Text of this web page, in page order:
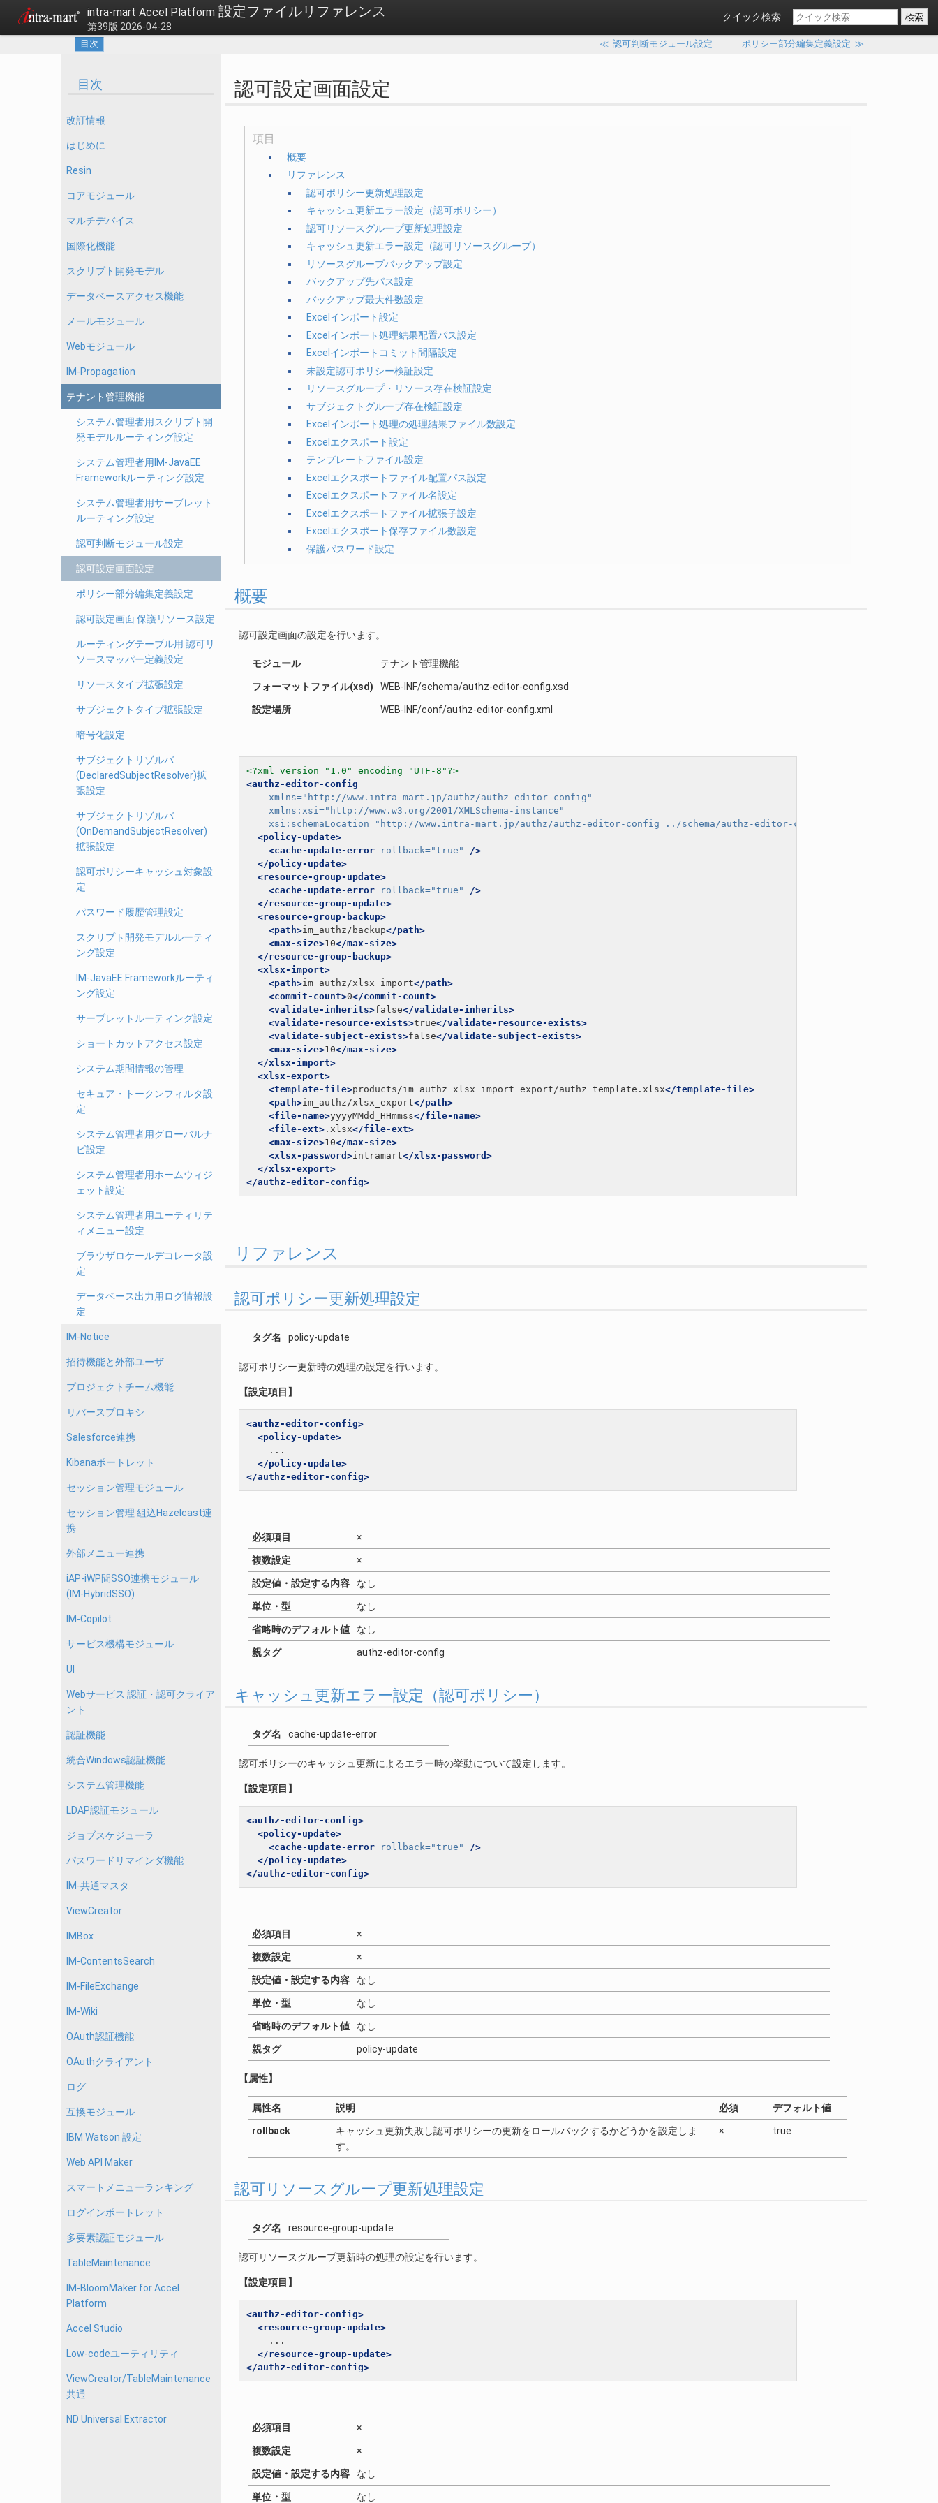
intra-mart Accel Platform 設定ファイルリファレンス
第39版 2026-04-28
クイック検索
目次 ≪ 認可判断モジュール設定 ポリシー部分編集定義設定 ≫
目次
改訂情報
はじめに
Resin
コアモジュール
マルチデバイス
国際化機能
スクリプト開発モデル
データベースアクセス機能
メールモジュール
Webモジュール
IM-Propagation
テナント管理機能
システム管理者用スクリプト開
発モデルルーティング設定
システム管理者用IM-JavaEE
Frameworkルーティング設定
システム管理者用サーブレット
ルーティング設定
認可判断モジュール設定
認可設定画面設定
ポリシー部分編集定義設定
認可設定画面 保護リソース設定
ルーティングテーブル用 認可リ
ソースマッパー定義設定
リソースタイプ拡張設定
サブジェクトタイプ拡張設定
暗号化設定
サブジェクトリゾルバ
(DeclaredSubjectResolver)拡
張設定
サブジェクトリゾルバ
(OnDemandSubjectResolver)
拡張設定
認可ポリシーキャッシュ対象設
定
パスワード履歴管理設定
スクリプト開発モデルルーティ
ング設定
IM-JavaEE Frameworkルーティ
ング設定
サーブレットルーティング設定
ショートカットアクセス設定
システム期間情報の管理
セキュア・トークンフィルタ設
定
システム管理者用グローバルナ
ビ設定
システム管理者用ホームウィジ
ェット設定
システム管理者用ユーティリテ
ィメニュー設定
ブラウザロケールデコレータ設
定
データベース出力用ログ情報設
定
IM-Notice
招待機能と外部ユーザ
プロジェクトチーム機能
リバースプロキシ
Salesforce連携
Kibanaポートレット
セッション管理モジュール
セッション管理 組込Hazelcast連
携
外部メニュー連携
iAP-iWP間SSO連携モジュール
(IM-HybridSSO)
IM-Copilot
サービス機構モジュール
UI
Webサービス 認証・認可クライア
ント
認証機能
統合Windows認証機能
システム管理機能
LDAP認証モジュール
ジョブスケジューラ
パスワードリマインダ機能
IM-共通マスタ
ViewCreator
IMBox
IM-ContentsSearch
IM-FileExchange
IM-Wiki
OAuth認証機能
OAuthクライアント
ログ
互換モジュール
IBM Watson 設定
Web API Maker
スマートメニューランキング
ログインポートレット
多要素認証モジュール
TableMaintenance
IM-BloomMaker for Accel
Platform
Accel Studio
Low-codeユーティリティ
ViewCreator/TableMaintenance
共通
ND Universal Extractor
認可設定画面設定
項目
概要
リファレンス
認可ポリシー更新処理設定
キャッシュ更新エラー設定（認可ポリシー）
認可リソースグループ更新処理設定
キャッシュ更新エラー設定（認可リソースグループ）
リソースグループバックアップ設定
バックアップ先パス設定
バックアップ最大件数設定
Excelインポート設定
Excelインポート処理結果配置パス設定
Excelインポートコミット間隔設定
未設定認可ポリシー検証設定
リソースグループ・リソース存在検証設定
サブジェクトグループ存在検証設定
Excelインポート処理の処理結果ファイル数設定
Excelエクスポート設定
テンプレートファイル設定
Excelエクスポートファイル配置パス設定
Excelエクスポートファイル名設定
Excelエクスポートファイル拡張子設定
Excelエクスポート保存ファイル数設定
保護パスワード設定
概要
認可設定画面の設定を行います。
モジュール テナント管理機能
フォーマットファイル(xsd) WEB-INF/schema/authz-editor-config.xsd
設定場所 WEB-INF/conf/authz-editor-config.xml
<?xml version="1.0" encoding="UTF-8"?>
<authz-editor-config
xmlns="http://www.intra-mart.jp/authz/authz-editor-config"
xmlns:xsi="http://www.w3.org/2001/XMLSchema-instance"
xsi:schemaLocation="http://www.intra-mart.jp/authz/authz-editor-config ../schema/authz-editor-config.xsd "
<policy-update>
<cache-update-error
rollback="true"
/>
</policy-update>
<resource-group-update>
<cache-update-error
rollback="true"
/>
</resource-group-update>
<resource-group-backup>
<path>im_authz/backup</path>
<max-size>10</max-size>
</resource-group-backup>
<xlsx-import>
<path>im_authz/xlsx_import</path>
<commit-count>0</commit-count>
<validate-inherits>false</validate-inherits>
<validate-resource-exists>true</validate-resource-exists>
<validate-subject-exists>false</validate-subject-exists>
<max-size>10</max-size>
</xlsx-import>
<xlsx-export>
<template-file>products/im_authz_xlsx_import_export/authz_template.xlsx</template-file>
<path>im_authz/xlsx_export</path>
<file-name>yyyyMMdd_HHmmss</file-name>
<file-ext> .xlsx</file-ext>
<max-size>10</max-size>
<xlsx-password>intramart</xlsx-password>
</xlsx-export>
</authz-editor-config>
リファレンス
認可ポリシー更新処理設定
タグ名 policy-update
認可ポリシー更新時の処理の設定を行います。
【設定項目】
<authz-editor-config>
<policy-update>
    ...
</policy-update>
</authz-editor-config>
必須項目 ×
複数設定 ×
設定値・設定する内容 なし
単位・型 なし
省略時のデフォルト値 なし
親タグ authz-editor-config
キャッシュ更新エラー設定（認可ポリシー）
タグ名 cache-update-error
認可ポリシーのキャッシュ更新によるエラー時の挙動について設定します。
【設定項目】
<authz-editor-config>
<policy-update>
<cache-update-error
rollback="true"
/>
</policy-update>
</authz-editor-config>
必須項目 ×
複数設定 ×
設定値・設定する内容 なし
単位・型 なし
省略時のデフォルト値 なし
親タグ policy-update
【属性】
属性名 説明 必須 デフォルト値
rollback
キャッシュ更新失敗し認可ポリシーの更新をロールバックするかどうかを設定しま
す。
× true
認可リソースグループ更新処理設定
タグ名 resource-group-update
認可リソースグループ更新時の処理の設定を行います。
【設定項目】
<authz-editor-config>
<resource-group-update>
    ...
</resource-group-update>
</authz-editor-config>
必須項目 ×
複数設定 ×
設定値・設定する内容 なし
単位・型 なし